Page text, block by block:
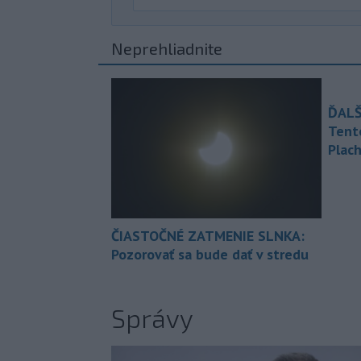
Neprehliadnite
ČIASTOČNÉ ZATMENIE SLNKA:
Pozorovať sa bude dať v stredu
Správy